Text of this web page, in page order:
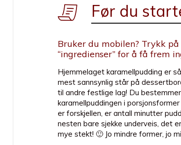
Før du
Bruker du mobilen? Trykk
“ingredienser” for å få frem
Hjemmelaget karamellpudding er
mest sannsynlig står på
til andre festlige lag! Du
karamellpuddingen i
er forskjellen, er antall minutter
nesten bare sjekke underveis, det
mye stekt! 🙂 Jo mindre former, jo